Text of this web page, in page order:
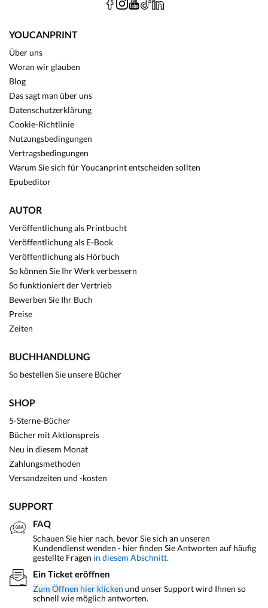
YOUCANPRINT
Über uns
Woran wir glauben
Blog
Das sagt man über uns
Datenschutzerklärung
Cookie-Richtlinie
Nutzungsbedingungen
Vertragsbedingungen
Warum Sie sich für Youcanprint entscheiden sollten
Epubeditor
AUTOR
Veröffentlichung als Printbucht
Veröffentlichung als E-Book
Veröffentlichung als Hörbuch
So können Sie Ihr Werk verbessern
So funktioniert der Vertrieb
Bewerben Sie Ihr Buch
Preise
Zeiten
BUCHHANDLUNG
So bestellen Sie unsere Bücher
SHOP
5-Sterne-Bücher
Bücher mit Aktionspreis
Neu in diesem Monat
Zahlungsmethoden
Versandzeiten und -kosten
SUPPORT
FAQ
Schauen Sie hier nach, bevor Sie sich an unseren
Kundendienst wenden - hier finden Sie Antworten auf häufig
gestellte Fragen in diesem Abschnitt.
Ein Ticket eröffnen
Zum Öffnen hier klicken und unser Support wird Ihnen so
schnell wie möglich antworten.